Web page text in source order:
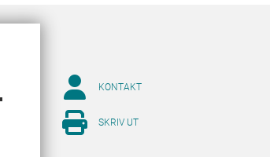
KONTAKT
SKRIV UT